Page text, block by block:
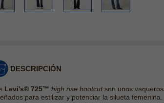
DESCRIPCIÓN
Levi's® 725™ high rise bootcutson unos vaqueros
para estilizar y potenciar la silueta femenina.